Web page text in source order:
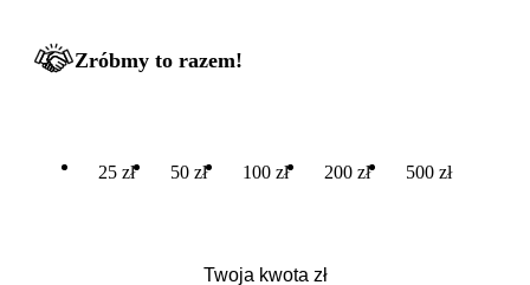
Zróbmy to razem!
25 zł 50 zł 100 zł 200 zł 500 zł